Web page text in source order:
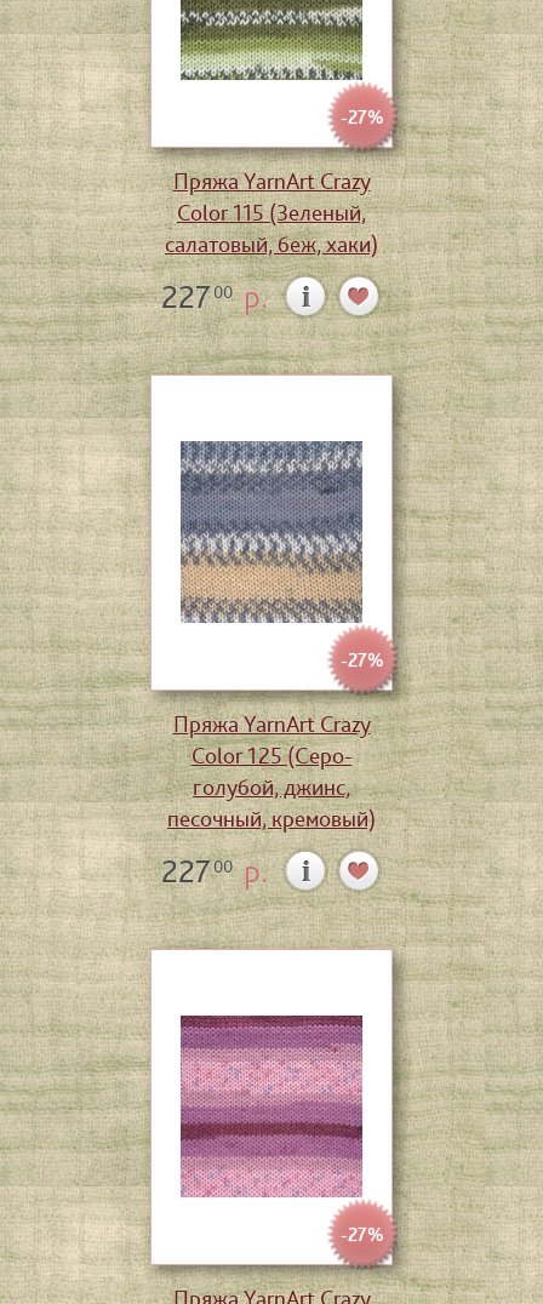
-27%
Пряжа YarnArt Crazy
Color 115 (Зеленый,
салатовый, беж, хаки)
22700р.
-27%
Пряжа YarnArt Crazy
Color 125 (Серо-
голубой, джинс,
песочный, кремовый)
22700р.
-27%